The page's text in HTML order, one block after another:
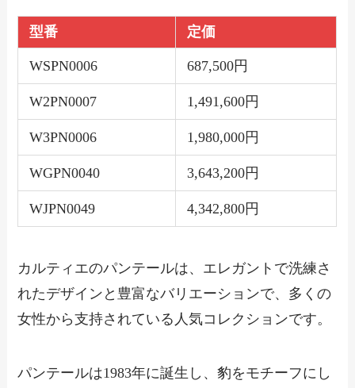
型番 定価
WSPN0006 687,500円
W2PN0007 1,491,600円
W3PN0006 1,980,000円
WGPN0040 3,643,200円
WJPN0049 4,342,800円
カルティエのパンテールは、エレガントで洗練さ
れたデザインと豊富なバリエーションで、多くの
女性から支持されている人気コレクションです。
パンテールは1983年に誕生し、豹をモチーフにし